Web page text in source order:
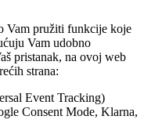
Vam pružiti funkcije koje
Vam udobno
pristanak, na ovoj web
strana:
Event Tracking)
Consent Mode, Klarna,